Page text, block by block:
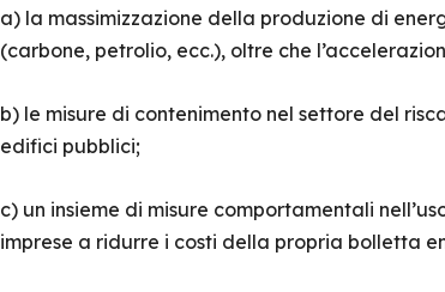
a) la massimizzazione della produzione di
(carbone, petrolio, ecc.), oltre che
b) le misure di contenimento nel settore del
edifici pubblici;
c) un insieme di misure comportamentali
imprese a ridurre i costi della propria bolletta